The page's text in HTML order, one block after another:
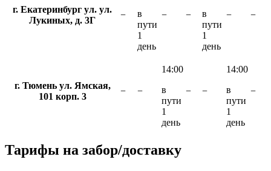
г. Екатеринбург ул. ул.
Лукиных, д. 3Г
−
в
пути
1
день
− −
в
пути
1
день
− −
г. Тюмень ул. Ямская,
101 корп. 3
− −
14:00
в
пути
1
день
− −
14:00
в
пути
1
день
−
Тарифы на забор/доставку